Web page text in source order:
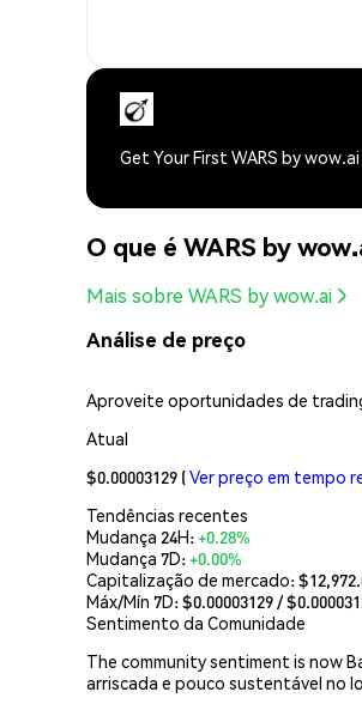
Get Your First WARS by
O que é WARS by
Mais sobre WARS by wow.ai
Análise de preço
Aproveite oportunidades de
Atual
$0.00003129 (Ver preço em tempo
Tendências recentes
Mudança 24H:+0.28%
Mudança 7D:+0.00%
Capitalização de mercado:
Máx/Mín 7D: $0.00003129/ $
Sentimento da Comunidade
The community sentiment is now
arriscada e pouco sustentável no